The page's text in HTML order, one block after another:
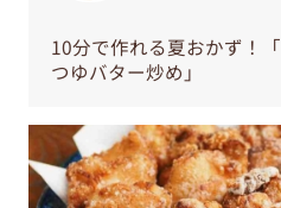
10分で作れる夏おかず！
つゆバター炒め」